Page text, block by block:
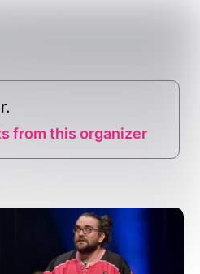
from this organizer